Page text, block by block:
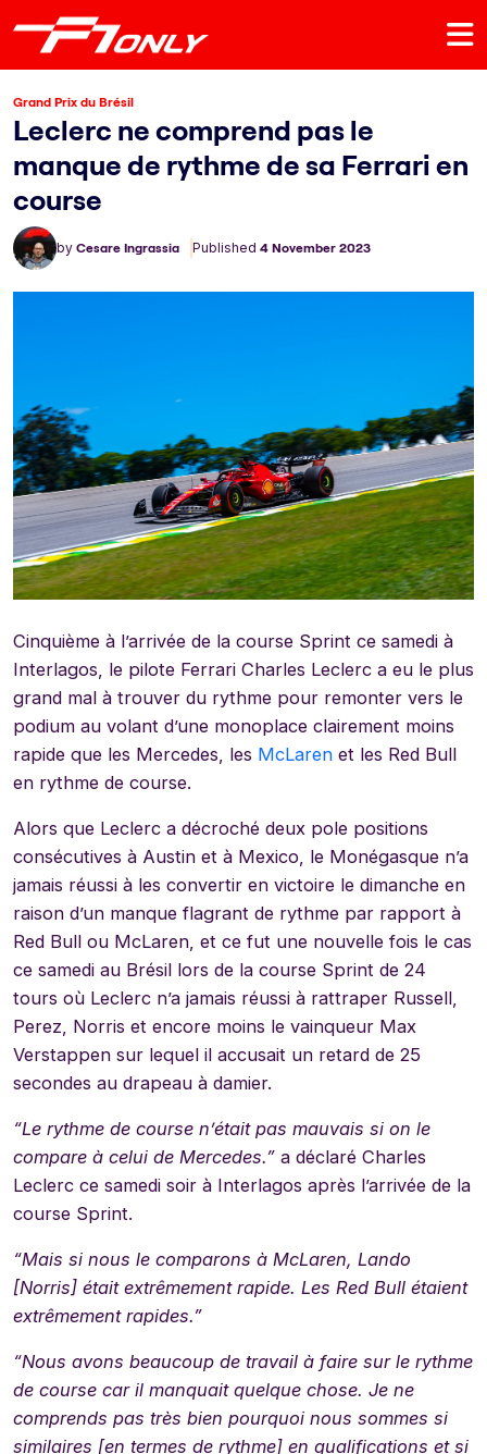
Grand Prix du Brésil
Leclerc ne comprend pas le
manque de rythme de sa Ferrari en
course
by Cesare Ingrassia Published 4 November 2023
Cinquième à l’arrivée de la course Sprint ce samedi à
Interlagos, le pilote Ferrari Charles Leclerc a eu le plus
grand mal à trouver du rythme pour remonter vers le
podium au volant d’une monoplace clairement moins
rapide que les Mercedes, les McLaren et les Red Bull
en rythme de course.
Alors que Leclerc a décroché deux pole positions
consécutives à Austin et à Mexico, le Monégasque n’a
jamais réussi à les convertir en victoire le dimanche en
raison d’un manque flagrant de rythme par rapport à
Red Bull ou McLaren, et ce fut une nouvelle fois le cas
ce samedi au Brésil lors de la course Sprint de 24
tours où Leclerc n’a jamais réussi à rattraper Russell,
Perez, Norris et encore moins le vainqueur Max
Verstappen sur lequel il accusait un retard de 25
secondes au drapeau à damier.
“Le rythme de course n’était pas mauvais si on le
compare à celui de Mercedes.” a déclaré Charles
Leclerc ce samedi soir à Interlagos après l’arrivée de la
course Sprint.
“Mais si nous le comparons à McLaren, Lando
[Norris] était extrêmement rapide. Les Red Bull étaient
extrêmement rapides.”
“Nous avons beaucoup de travail à faire sur le rythme
de course car il manquait quelque chose. Je ne
comprends pas très bien pourquoi nous sommes si
similaires [en termes de rythme] en qualifications et si